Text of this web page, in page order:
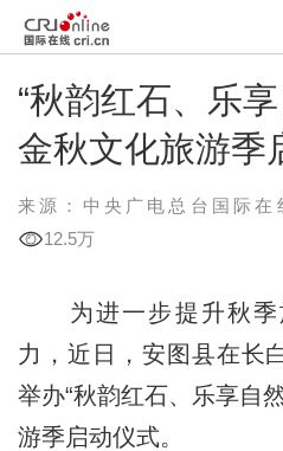
“秋韵红石、乐
金秋文化旅游季
来源：中央广电总台国际在
12.5万
为进一步提升秋季
力，近日，安图县在长
举办“秋韵红石、乐享自
游季启动仪式。